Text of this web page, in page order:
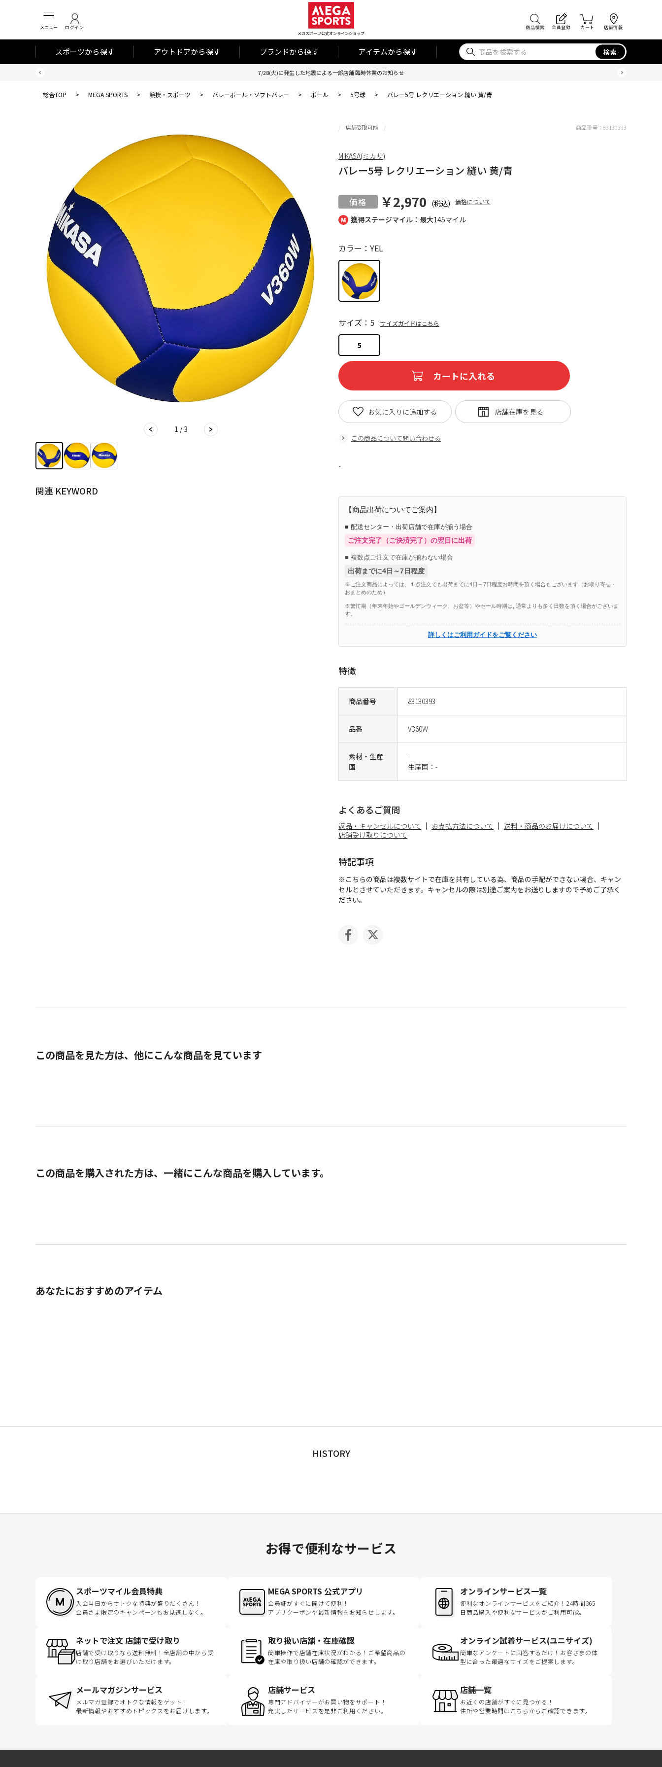
メニュー ログイン
メガスポーツ公式オンラインショップ
商品検索 会員登録 カート 店舗情報
スポーツから探す アウトドアから探す ブランドから探す アイテムから探す 検索
7/28(火)に発生した地震による一部店舗 臨時休業のお知らせ
総合TOP > MEGA SPORTS > 競技・スポーツ > バレーボール・ソフトバレー > ボール > 5号球 > バレー5号 レクリエーション 縫い 黄/青
1 / 3
関連 KEYWORD
獲得ステージマイル：最大145マイル
店舗受取可能
バレー5号 レクリエーション 縫い 黄/青
￥2,970 (税込) 価格について
商品番号 83130393
品番 V360W
素材・生産
国
-
生産国：-
カラー：YEL
5
サイズ：5 サイズガイドはこちら
カートに入れる
この商品について問い合わせる
お気に入りに追加する
商品番号： 83130393
MIKASA(ミカサ)
-
【商品出荷についてご案内】
■ 配送センター・出荷店舗で在庫が揃う場合
ご注文完了（ご決済完了）の翌日に出荷
■ 複数点ご注文で在庫が揃わない場合
出荷までに4日～7日程度
※ご注文商品によっては、１点注文でも出荷までに4日～7日程度お時間を頂く場合もございます（お取り寄せ・
おまとめのため）
※繁忙期（年末年始やゴールデンウィーク、お盆等）やセール時期は, 通常よりも多く日数を頂く場合がございま
す。
詳しくはご利用ガイドをご覧ください
特徴
よくあるご質問
返品・キャンセルについて お支払方法について
送料・商品のお届けについて
店舗受け取りについて
特記事項
※こちらの商品は複数サイトで在庫を共有している為、商品の手配ができない場合、キャン
セルとさせていただきます。キャンセルの際は別途ご案内をお送りしますので予めご了承く
ださい。
この商品を見た方は、他にこんな商品を見ています
この商品を購入された方は、一緒にこんな商品を購入しています。
あなたにおすすめのアイテム
HISTORY
お得で便利なサービス
スポーツマイル会員特典
入会当日からオトクな特典が盛りだくさん！
会員さま限定のキャンペーンもお見逃しなく。
MEGA SPORTS 公式アプリ
会員証がすぐに開けて便利！
アプリクーポンや最新情報をお知らせします。
オンラインサービス一覧
便利なオンラインサービスをご紹介！24時間365
日商品購入や便利なサービスがご利用可能。
ネットで注文 店舗で受け取り
店舗で受け取りなら送料無料！全店舗の中から受
け取り店舗をお選びいただけます。
取り扱い店舗・在庫確認
簡単操作で店舗在庫状況がわかる！ご希望商品の
在庫や取り扱い店舗の確認ができます。
オンライン試着サービス(ユニサイズ)
簡単なアンケートに回答するだけ！お客さまの体
型に合った最適なサイズをご提案します。
メールマガジンサービス
メルマガ登録でオトクな情報をゲット！
最新情報やおすすめトピックスをお届けします。
店舗サービス
専門アドバイザーがお買い物をサポート！
充実したサービスを是非ご利用ください。
店舗一覧
お近くの店舗がすぐに見つかる！
住所や営業時間はこちらからご確認できます。